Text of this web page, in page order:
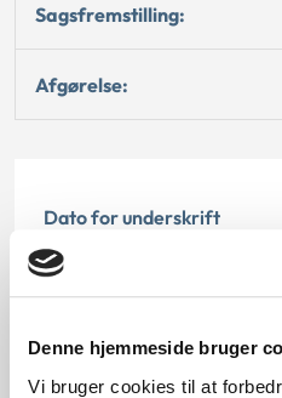
Denne hjemmeside bruger
Vi bruger cookies til at
Sagsfremstilling:
Afgørelse:
Dato for underskrift
31.07.2002
11.07.2013